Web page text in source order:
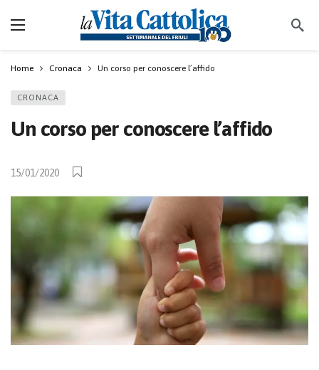
Home Cronaca Un corso per conoscere l’affido
CRONACA
Un corso per conoscere l’affido
15/01/2020